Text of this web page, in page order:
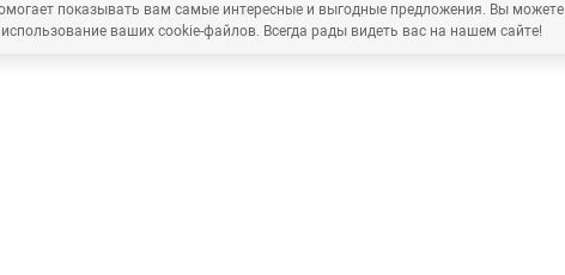
показывать вам самые интересные и выгодные предложения. Вы
ваших cookie-файлов. Всегда рады видеть вас на нашем сайте!